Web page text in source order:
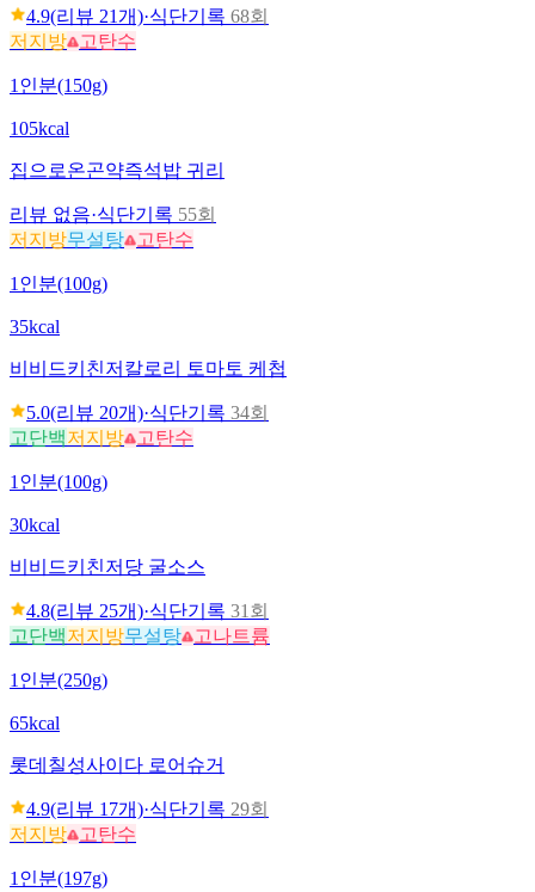
4.9(리뷰 21개)·식단기록 68회
저지방
고탄수
1인분(150g)
105kcal
집으로온곤약즉석밥 귀리
리뷰 없음·식단기록 55회
저지방무설탕 고탄수
1인분(100g)
35kcal
비비드키친저칼로리 토마토 케첩
5.0(리뷰 20개)·식단기록 34회
고단백저지방 고탄수
1인분(100g)
30kcal
비비드키친저당 굴소스
4.8(리뷰 25개)·식단기록 31회
고단백저지방무설탕 고나트륨
1인분(250g)
65kcal
롯데 칠성사이다 로어슈거
4.9(리뷰 17개)·식단기록 29회
저지방
고탄수
1인분(197g)